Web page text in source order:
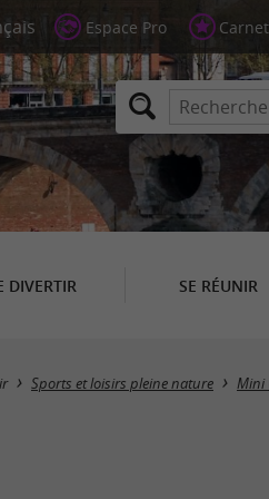
Espace Pro
DIVERTIR SE RÉUNIR
Sports et loisirs pleine nature Mini